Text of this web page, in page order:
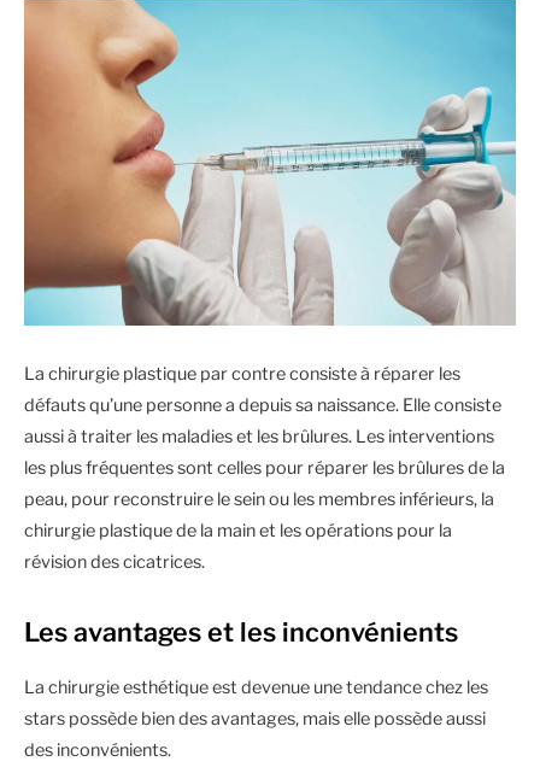
La chirurgie plastique par contre consiste à réparer les
défauts qu’une personne a depuis sa naissance. Elle consiste
aussi à traiter les maladies et les brûlures. Les interventions
les plus fréquentes sont celles pour réparer les brûlures de la
peau, pour reconstruire le sein ou les membres inférieurs, la
chirurgie plastique de la main et les opérations pour la
révision des cicatrices.
Les avantages et les inconvénients
La chirurgie esthétique est devenue une tendance chez les
stars possède bien des avantages, mais elle possède aussi
des inconvénients.